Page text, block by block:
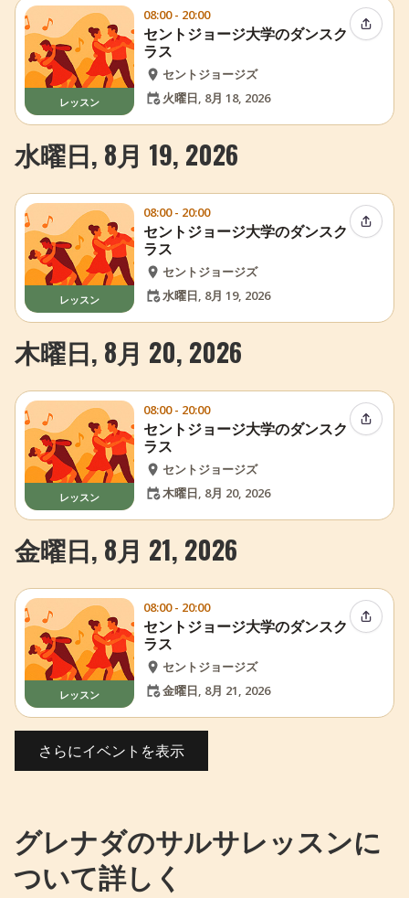
レッスン
08:00 - 20:00
セントジョージ大学のダンスク
ラス
セントジョージズ
火曜日, 8月 18, 2026
イベン
水曜日, 8月 19, 2026
レッスン
08:00 - 20:00
セントジョージ大学のダンスク
ラス
セントジョージズ
水曜日, 8月 19, 2026
イベン
木曜日, 8月 20, 2026
レッスン
08:00 - 20:00
セントジョージ大学のダンスク
ラス
セントジョージズ
木曜日, 8月 20, 2026
イベン
金曜日, 8月 21, 2026
レッスン
08:00 - 20:00
セントジョージ大学のダンスク
ラス
セントジョージズ
金曜日, 8月 21, 2026
イベン
さらにイベントを表示
グレナダのサルサレッスンに
ついて詳しく